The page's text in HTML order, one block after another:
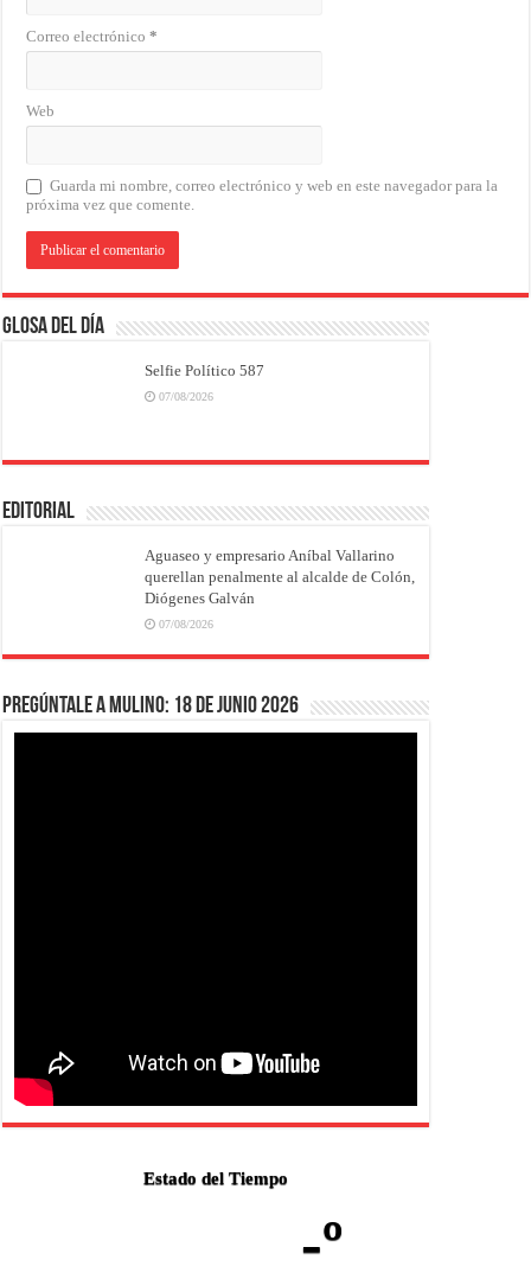
Correo electrónico*
Web
Guarda mi nombre, correo electrónico y web en este navegador para la
próxima vez que comente.
Glosa del Día
Selfie Político 587
07/08/2026
EDITORIAL
Aguaseo y empresario Aníbal Vallarino
querellan penalmente al alcalde de Colón,
Diógenes Galván
07/08/2026
Pregúntale a Mulino: 18 de junio 2026
Estado del Tiempo
-º